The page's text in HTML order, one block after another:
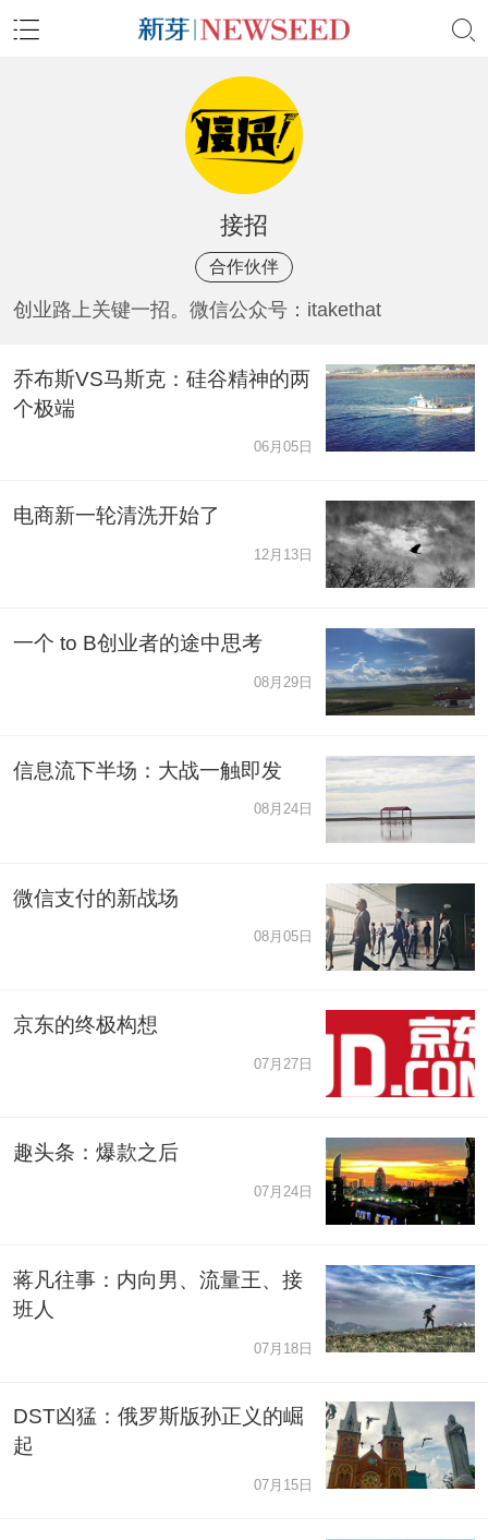
接招
合作伙伴
创业路上关键一招。微信公众号：itakethat
乔布斯VS马斯克：硅谷精神的两
个极端
06月05日
电商新一轮清洗开始了
12月13日
一个 to B创业者的途中思考
08月29日
信息流下半场：大战一触即发
08月24日
微信支付的新战场
08月05日
京东的终极构想
07月27日
趣头条：爆款之后
07月24日
蒋凡往事：内向男、流量王、接
班人
07月18日
DST凶猛：俄罗斯版孙正义的崛
起
07月15日